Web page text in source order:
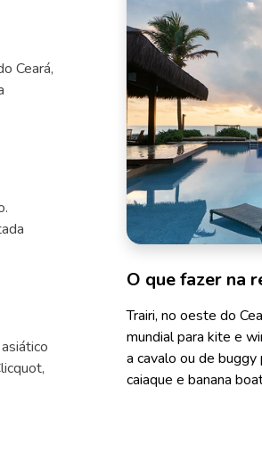
Ceará,
O que fazer na
Trairi, no oeste do
mundial para kite e
a cavalo ou de
caiaque e banana